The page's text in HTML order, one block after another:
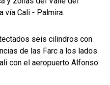
vía Cali - Palmira.
seis cilindros con
de las Farc a los lados
con el aeropuerto Alfonso